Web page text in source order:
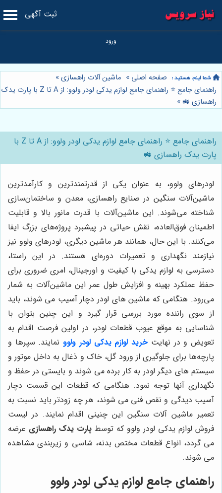
ثبت آگهی
صفحه اصلی » ماشین آلات راهسازی»
راهنمای جامع ⭐️ راهنمای جامع لوازم یدکی لودر ولوو: از A تا Z با پارت یدک
راهسازی 🚜 »
راهنمای جامع ⭐️ راهنمای جامع لوازم یدکی لودر ولوو: از A تا Z با
پارت یدک راهسازی 🚜
لودرهای ولوو، به عنوان یکی از قدرتمندترین و کارآمدترین
ماشین‌آلات سنگین در صنایع راهسازی، معدن و ساختمان‌سازی
شناخته می‌شوند. این ماشین‌آلات با قدرت مانور بالا و قابلیت
اطمینان فوق‌العاده، نقش حیاتی در پیشبرد پروژه‌های بزرگ ایفا
می‌کنند. با این حال، همانند هر ماشین دیگری، لودرهای ولوو نیز
نیازمند نگهداری و تعمیرات دوره‌ای هستند. در این راستا،
دسترسی به لوازم یدکی با کیفیت و اورجینال، امری ضروری برای
حفظ عملکرد بهینه و افزایش طول عمر این ماشین‌آلات به شمار
می‌رود. هنگامی که ماشین های لودر دچار آسیب می شوند، باید
از سوی راننده مورد بررسی قرار گیرد و این چنین بتوان با
شناسایی به موقع عیوب قطعات لودر، در اولین فرصت اقدام به
تعویض و در نهایت خرید لوازم یدکی لودر ولوونمایند. سپرها و
پارچه‌ها برای جلوگیری از ورود گل، خاک و ذغال به داخل موتور و
سیستم ‌های دیگر لودر به کار برده می شوند و بایستی در حفظ و
نگهداری آنها توجه نمود. هنگامی که قطعات این قسمت دچار
آسیب دیدگی و نقص فنی می شوند، هر چه زودتر باید نسبت به
تعمیر ماشین آلات سنگین این چنینی اقدام نمایند. در لیست
فروش لوازم یدکی لودر ولوو که توسط پارت یدک راهسازی عرضه
می گردد، انواع قطعات مختص بدنه، شاسی و زیربندی مشاهده
می شوند.
راهنمای جامع لوازم یدکی لودر ولوو